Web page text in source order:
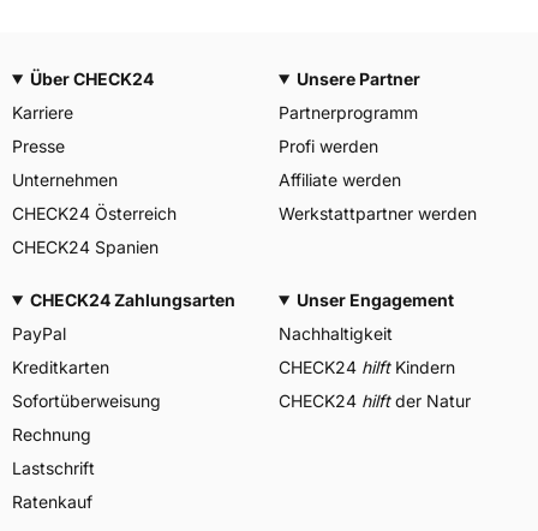
Über CHECK24
Karriere
Presse
Unternehmen
CHECK24 Österreich
CHECK24 Spanien
Unsere Partner
Partnerprogramm
Profi werden
Affiliate werden
Werkstattpartner werden
CHECK24 Zahlungsarten
PayPal
Kreditkarten
Sofortüberweisung
Rechnung
Lastschrift
Ratenkauf
Unser Engagement
Nachhaltigkeit
CHECK24 hilftKindern
CHECK24 hilftder Natur